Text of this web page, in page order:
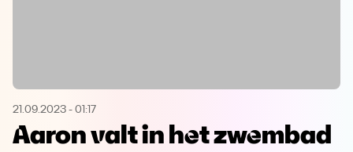
Microsoft Edge Download
21.09.2023 - 01:17
Aaron valt in het zwembad